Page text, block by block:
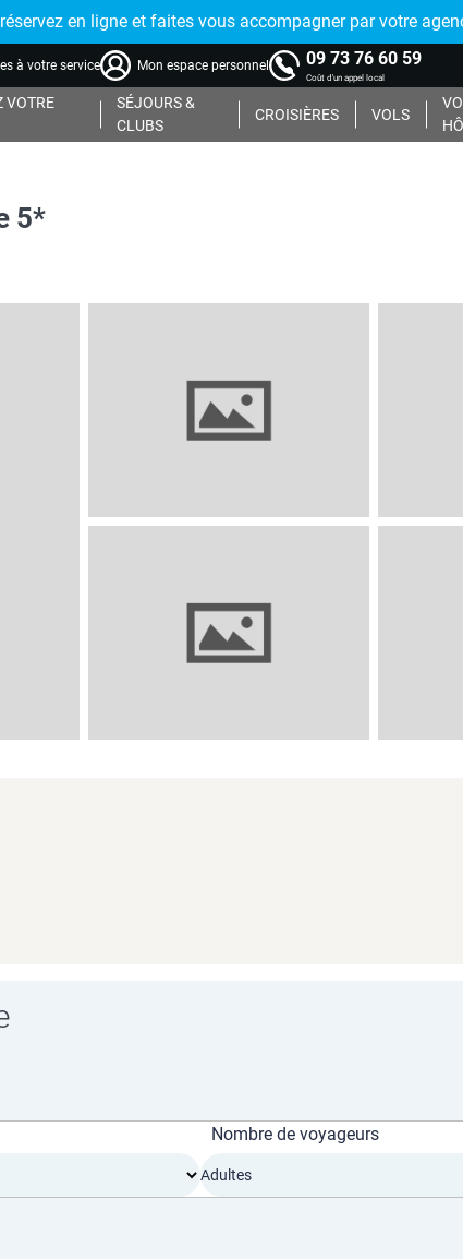
réservez en ligne et faites vous accompagner par votre
à votre service Mon espace personnel 09 73 76 60 59
Coût d'un appel local
VOTRE
SÉJOURS &
CLUBS
CROISIÈRES VOLS
5*
Nombre de voyageurs
Adultes